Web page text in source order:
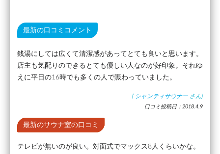
最新の口コミコメント
銭湯にしては広くて清潔感があってとても良いと思います。
店主も気配りのできるとても優しい人なのが好印象。それゆ
えに平日の16時でも多くの人で賑わっていました。
( シャンティサウナー さん)
口コミ投稿日：2018.4.9
最新のサウナ室の口コミ
テレビが無いのが良い。対面式でマックス8人くらいかな。